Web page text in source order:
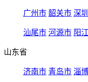
广州市 韶关市 深
汕尾市 河源市 阳
山东省
济南市 青岛市 淄